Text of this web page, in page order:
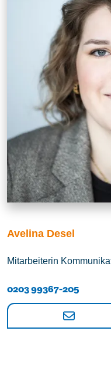
Avelina Desel
Mitarbeiterin
0203 99367-205